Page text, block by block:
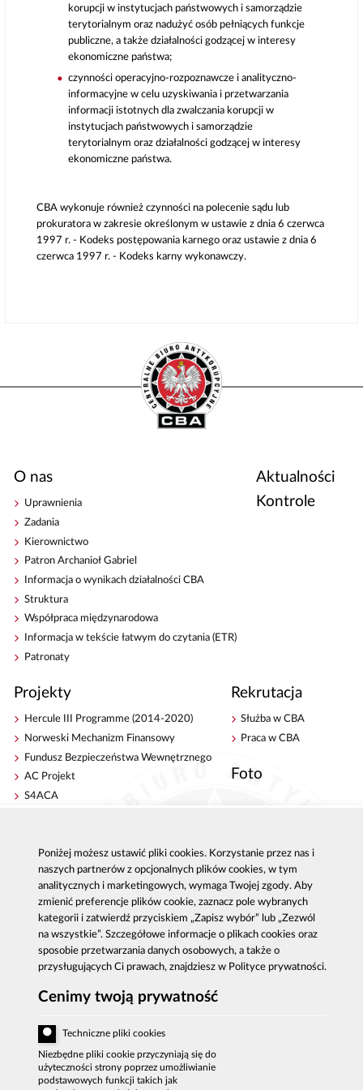
korupcji w instytucjach państwowych i samorządzie
terytorialnym oraz nadużyć osób pełniących funkcje
publiczne, a także działalności godzącej w interesy
ekonomiczne państwa;
czynności operacyjno-rozpoznawcze i analityczno-
informacyjne w celu uzyskiwania i przetwarzania
informacji istotnych dla zwalczania korupcji w
instytucjach państwowych i samorządzie
terytorialnym oraz działalności godzącej w interesy
ekonomiczne państwa.
CBA wykonuje również czynności na polecenie sądu lub
prokuratora w zakresie określonym w ustawie z dnia 6 czerwca
1997 r. - Kodeks postępowania karnego oraz ustawie z dnia 6
czerwca 1997 r. - Kodeks karny wykonawczy.
O nas
Uprawnienia
Zadania
Kierownictwo
Patron Archanioł Gabriel
Informacja o wynikach działalności CBA
Struktura
Współpraca międzynarodowa
Informacja w tekście łatwym do czytania (ETR)
Patronaty
Aktualności
Kontrole
Projekty
Hercule III Programme (2014-2020)
Norweski Mechanizm Finansowy
Fundusz Bezpieczeństwa Wewnętrznego
AC Projekt
S4ACA
Rekrutacja
Służba w CBA
Praca w CBA
Foto
Publikacje
Strategie antykorupcyjne
Platforma e-learningowa
Centrala CBA w Warszawie
Delegatury CBA
Zgłoś korupcję
Dla mediów
Sygnaliści - zgłoszenia zewnętrzne
Zgłoszenie korupcji: 800 808 808, email:
fax: 22 437 2297, tel.: 22 437 2222, email:
bip@ cba.gov.pl
Poniżej możesz ustawić pliki cookies. Korzystanie przez nas i
naszych partnerów z opcjonalnych plików cookies, w tym
analitycznych i marketingowych, wymaga Twojej zgody. Aby
zmienić preferencje plików cookie, zaznacz pole wybranych
kategorii i zatwierdź przyciskiem „Zapisz wybór” lub „Zezwól
na wszystkie”. Szczegółowe informacje o plikach cookies oraz
sposobie przetwarzania danych osobowych, a także o
przysługujących Ci prawach, znajdziesz w Polityce prywatności.
Cenimy twoją prywatność
Techniczne pliki cookies
Niezbędne pliki cookie przyczyniają się do
użyteczności strony poprzez umożliwianie
podstawowych funkcji takich jak